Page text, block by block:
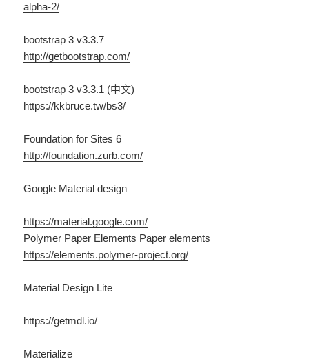
alpha-2/
bootstrap 3 v3.3.7
http://getbootstrap.com/
bootstrap 3 v3.3.1 (中文)
https://kkbruce.tw/bs3/
Foundation for Sites 6
http://foundation.zurb.com/
Google Material design
https://material.google.com/
Polymer Paper Elements Paper elements
https://elements.polymer-project.org/
Material Design Lite
https://getmdl.io/
Materialize